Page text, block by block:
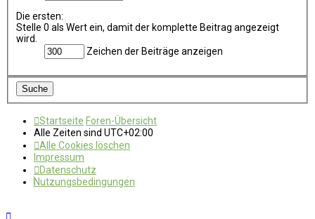
Die ersten:
Stelle 0 als Wert ein, damit der komplette Beitrag angezeigt
wird.
Zeichen der Beiträge anzeigen
Startseite Foren-Übersicht
Alle Zeiten sind UTC+02:00
Alle Cookies löschen
Impressum
Datenschutz
Nutzungsbedingungen